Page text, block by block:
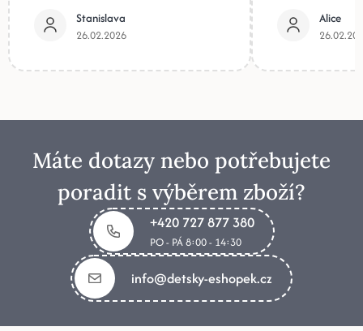
Stanislava
26.02.2026
Alice
Máte dotazy nebo potřebujete
poradit s výběrem zboží?
+420 727 877 380
PO - PÁ 8:00 - 14:30
info@detsky-eshopek.cz